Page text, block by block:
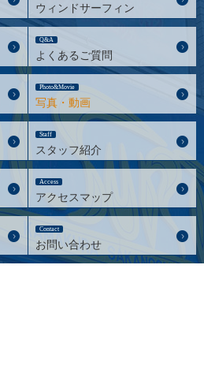
ウィンドサーフィン
Q&A
よくあるご質問
Photo&Movie
写真・動画
Staff
スタッフ紹介
Access
アクセスマップ
Contact
お問い合わせ